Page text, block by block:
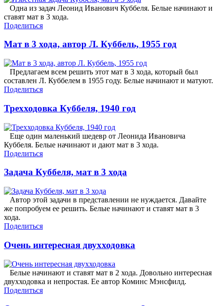
Одна из задач Леонид Иванович Куббеля. Белые начинают и
ставят мат в 3 хода.
Поделиться
Мат в 3 хода, автор Л. Куббель, 1955 год
Предлагаем всем решить этот мат в 3 хода, который был
составлен Л. Куббелем в 1955 году. Белые начинают и матуют.
Поделиться
Трехходовка Куббеля, 1940 год
Еще один маленький шедевр от Леонида Ивановича
Куббеля. Белые начинают и дают мат в 3 хода.
Поделиться
Задача Куббеля, мат в 3 хода
Автор этой задачи в представлении не нуждается. Давайте
же попробуем ее решить. Белые начинают и ставят мат в 3
хода.
Поделиться
Очень интересная двухходовка
Белые начинают и ставят мат в 2 хода. Довольно интересная
двухходовка и непростая. Ее автор Коминс Мэнсфилд.
Поделиться